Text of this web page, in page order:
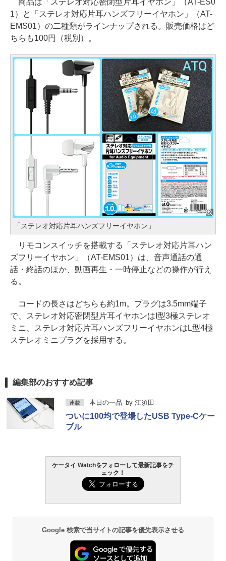
商品は「ステレオ対応密閉型片耳イヤホン」（AT-ES0
1）と「ステレオ対応片耳ハンズフリーイヤホン」（AT-
EMS01）の二種類がラインナップされる。販売価格はど
ちらも100円（税別）。
「ステレオ対応片耳ハンズフリーイヤホン」
リモコンスイッチを搭載する「ステレオ対応片耳ハン
ズフリーイヤホン」（AT-EMS01）は、音声通話の通
話・終話のほか、動画再生・一時停止などの操作が行え
る。
コードの長さはどちらも約1m。プラグは3.5mm端子
で、ステレオ対応密閉型片耳イヤホンはI型3極ステレオ
ミニ、ステレオ対応片耳ハンズフリーイヤホンはL型4極
ステレオミニプラグを採用する。
編集部のおすすめ記事
連載 本日の一品 by 江須田
ついに100均で登場したUSB Type-Cケー
ブル
ケータイ Watchをフォローして最新記事をチ
ェック！
Google 検索で当サイトの記事を優先表示させる